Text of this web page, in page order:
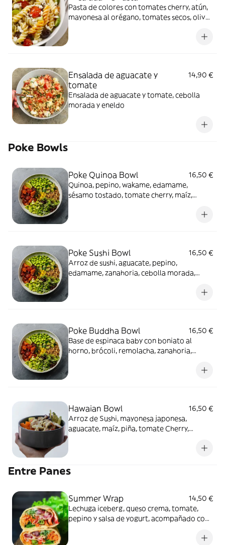
Pasta de colores con tomates cherry, atún,
mayonesa al orégano, tomates secos, olivas
Ensalada de aguacate y
tomate
14,90 €
Ensalada de aguacate y tomate, cebolla
morada y eneldo
Poke Bowls
Poke Quinoa Bowl
16,50 €
Quinoa, pepino, wakame, edamame,
sésamo tostado, tomate cherry, maíz,
Poke Sushi Bowl
16,50 €
Arroz de sushi, aguacate, pepino,
edamame, zanahoria, cebolla morada,
Poke Buddha Bowl
16,50 €
Base de espinaca baby con boniato al
horno, brócoli, remolacha, zanahoria,
Hawaian Bowl
16,50 €
Arroz de Sushi, mayonesa japonesa,
aguacate, maíz, piña, tomate Cherry,
Entre Panes
Summer Wrap
14,50 €
Lechuga iceberg, queso crema, tomate,
pepino y salsa de yogurt, acompañado con